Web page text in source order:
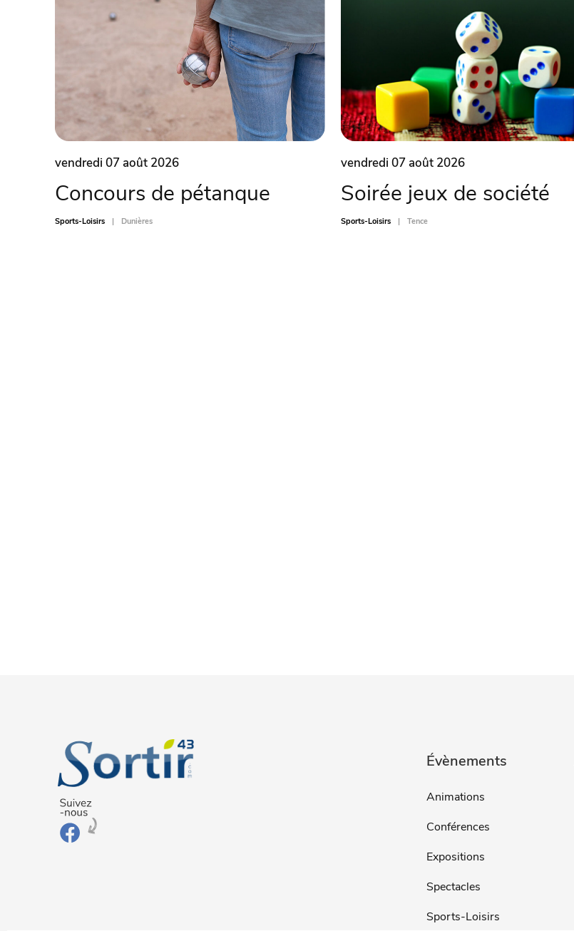
vendredi 07 août 2026
Concours de pétanque
Sports-Loisirs Dunières
vendredi 07 août 2026
Soirée jeux de société
Sports-Loisirs Tence
Évènements
Animations
Conférences
Expositions
Spectacles
Sports-Loisirs